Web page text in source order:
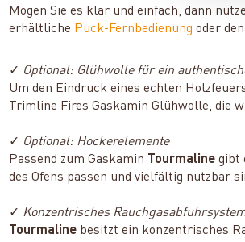
Mögen Sie es klar und einfach, dann
erhältliche Puck-Fernbedienung oder
✓ Optional: Glühwolle für ein
Um den Eindruck eines echten
Trimline Fires Gaskamin Glühwolle, die
✓ Optional: Hockerelemente
Passend zum Gaskamin Tourmaline gibt
des Ofens passen und vielfältig nutzbar
✓ Konzentrisches
Tourmaline besitzt ein konzentrisches